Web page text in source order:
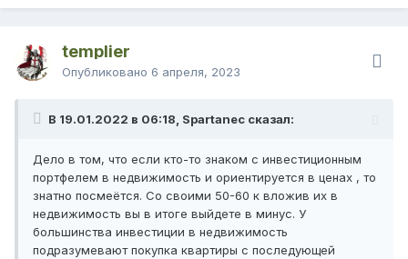
templier
Опубликовано 6 апреля, 2023
В 19.01.2022 в 06:18, Spartanec сказал:
Дело в том, что если кто-то знаком с инвестиционным
портфелем в недвижимость и ориентируется в ценах , то
знатно посмеётся. Со своими 50-60 к вложив их в
недвижимость вы в итоге выйдете в минус. У
большинства инвестиции в недвижимость
подразумевают покупка квартиры с последующей